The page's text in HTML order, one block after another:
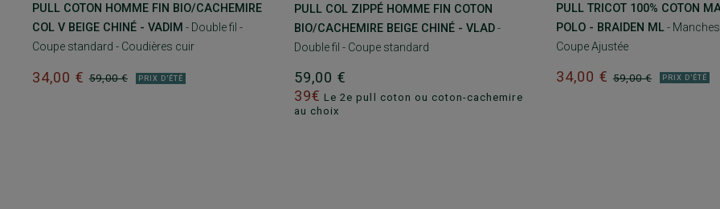
PULL COTON HOMME FIN BIO/CACHEMIRE
COL V BEIGE CHINÉ - VADIM - Double fil -
Coupe standard - Coudières cuir
59,00 €
34,00 € PRIX D'ÉTÉ
PULL COL ZIPPÉ HOMME FIN COTON
BIO/CACHEMIRE BEIGE CHINÉ - VLAD-
Double fil - Coupe standard
59,00 €
39€ Le 2e pull coton ou coton-cachemire
au choix
PULL TRICOT 100% COTON
POLO - BRAIDEN ML -
Coupe Ajustée
59,00 €
34,00 € PRIX D'ÉTÉ